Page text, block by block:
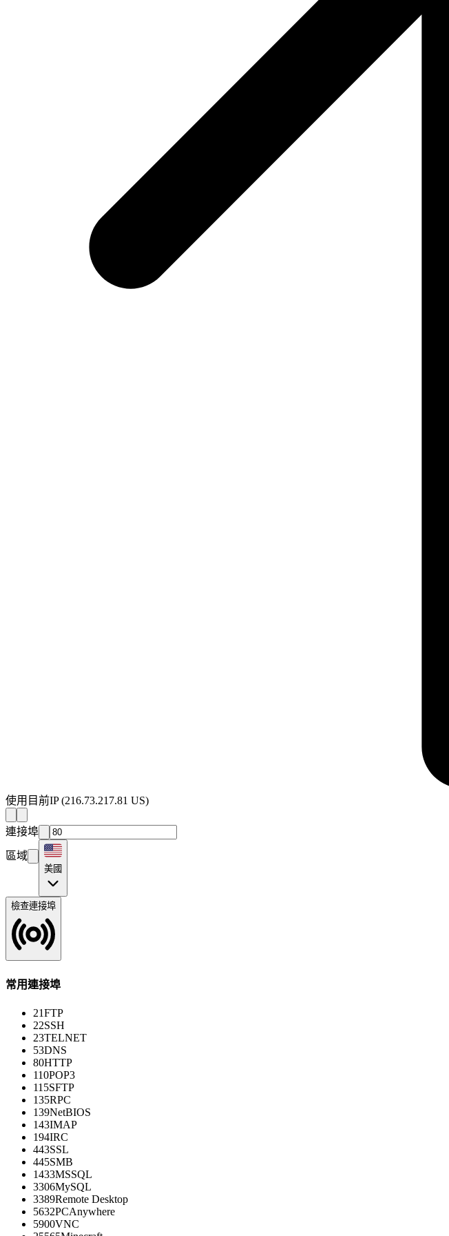
使用目前IP(216.73.217.81 US)
連接埠
區域
美國
檢查連接埠
常用連接埠
21FTP
22SSH
23TELNET
53DNS
80HTTP
110POP3
115SFTP
135RPC
139NetBIOS
143IMAP
194IRC
443SSL
445SMB
1433MSSQL
3306MySQL
3389Remote Desktop
5632PCAnywhere
5900VNC